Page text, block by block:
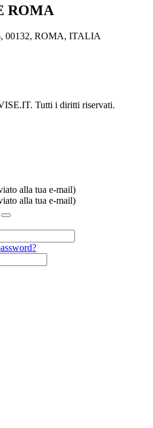
ROMA
00132, ROMA, ITALIA
Tutti i diritti riservati.
alla tua e-mail)
alla tua e-mail)